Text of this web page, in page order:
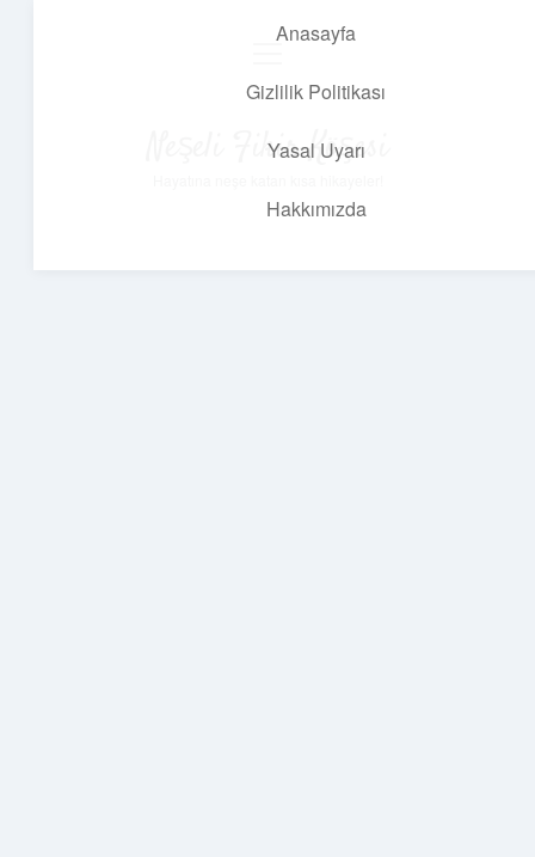
Anasayfa
Gizlilik Politikası
Yasal Uyarı
Hakkımızda
Neşeli Fikir Köşesi